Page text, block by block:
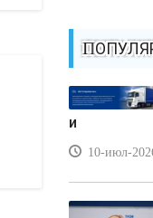
и
10-июл-